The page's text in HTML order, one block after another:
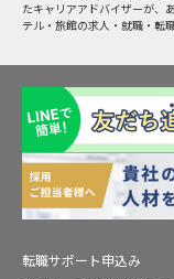
たキャリアアドバイザーが、
テル・旅館の求人・就職・転
転職サポート申込み